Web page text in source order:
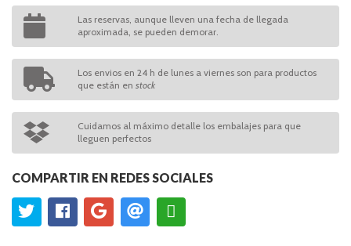
Las reservas, aunque lleven una fecha de llegada
aproximada, se pueden demorar.
Los envios en 24 h de lunes a viernes son para productos
que están en stock
Cuidamos al máximo detalle los embalajes para que
lleguen perfectos
COMPARTIR EN REDES SOCIALES